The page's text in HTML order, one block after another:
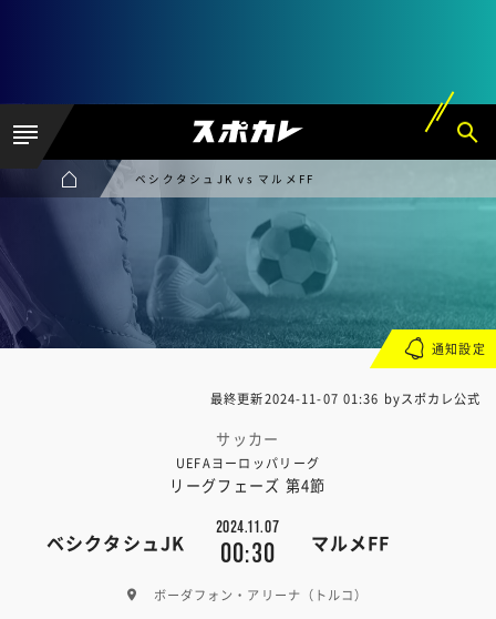
ベシクタシュJK vs マルメFF
最終更新2024-11-07 01:36 byスポカレ公式
サッカー
UEFAヨーロッパリーグ
リーグフェーズ 第4節
ベシクタシュJK
2024.11.07
00:30 マルメFF
ボーダフォン・アリーナ（トルコ）
通知設定